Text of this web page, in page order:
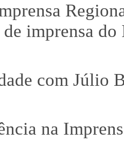
imprensa
com Júlio
na